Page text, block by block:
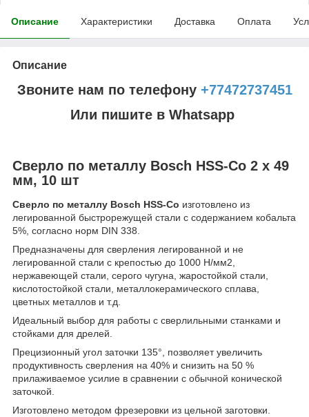
Описание Характеристики Доставка Оплата
Описание
Звоните нам по телефону +77472737451
Или пишите в Whatsapp
Сверло по металлу Bosch HSS-Co 2 x 49
мм, 10 шт
Сверло по металлу Bosch HSS-Co изготовлено из
легированной быстрорежущей стали с содержанием кобальта
5%, согласно норм DIN 338.
Предназначены для сверления легированной и не
легированной стали с крепостью до 1000 Н/мм2,
нержавеющей стали, серого чугуна, жаростойкой стали,
кислотостойкой стали, металлокерамического сплава,
цветных металлов и т.д.
Идеальный выбор для работы с сверлильными станками и
стойками для дрелей.
Прецизионный угол заточки 135°, позволяет увеличить
продуктивность сверления на 40% и снизить на 50 %
прилаживаемое усилие в сравнении с обычной конической
заточкой.
Изготовлено методом фрезеровки из цельной заготовки.